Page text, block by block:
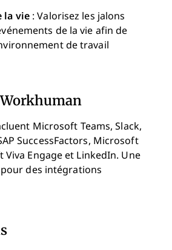
la vie : Valorisez les jalons
de la vie afin de
de travail
Microsoft Teams, Slack,
SuccessFactors, Microsoft
Engage et LinkedIn. Une
des intégrations